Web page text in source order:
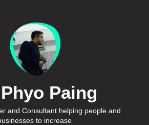
Paing
and Consultant helping people and
to increase